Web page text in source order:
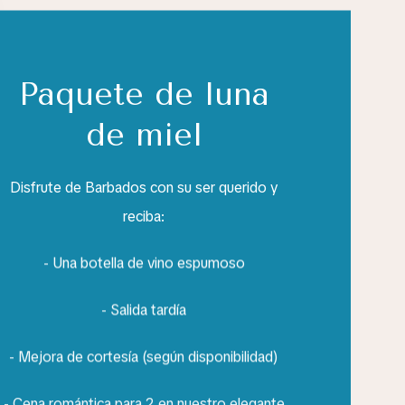
Paquete de luna
de miel
Disfrute de Barbados con su ser querido y
reciba:
- Una botella de vino espumoso
- Salida tardía
- Mejora de cortesía (según disponibilidad)